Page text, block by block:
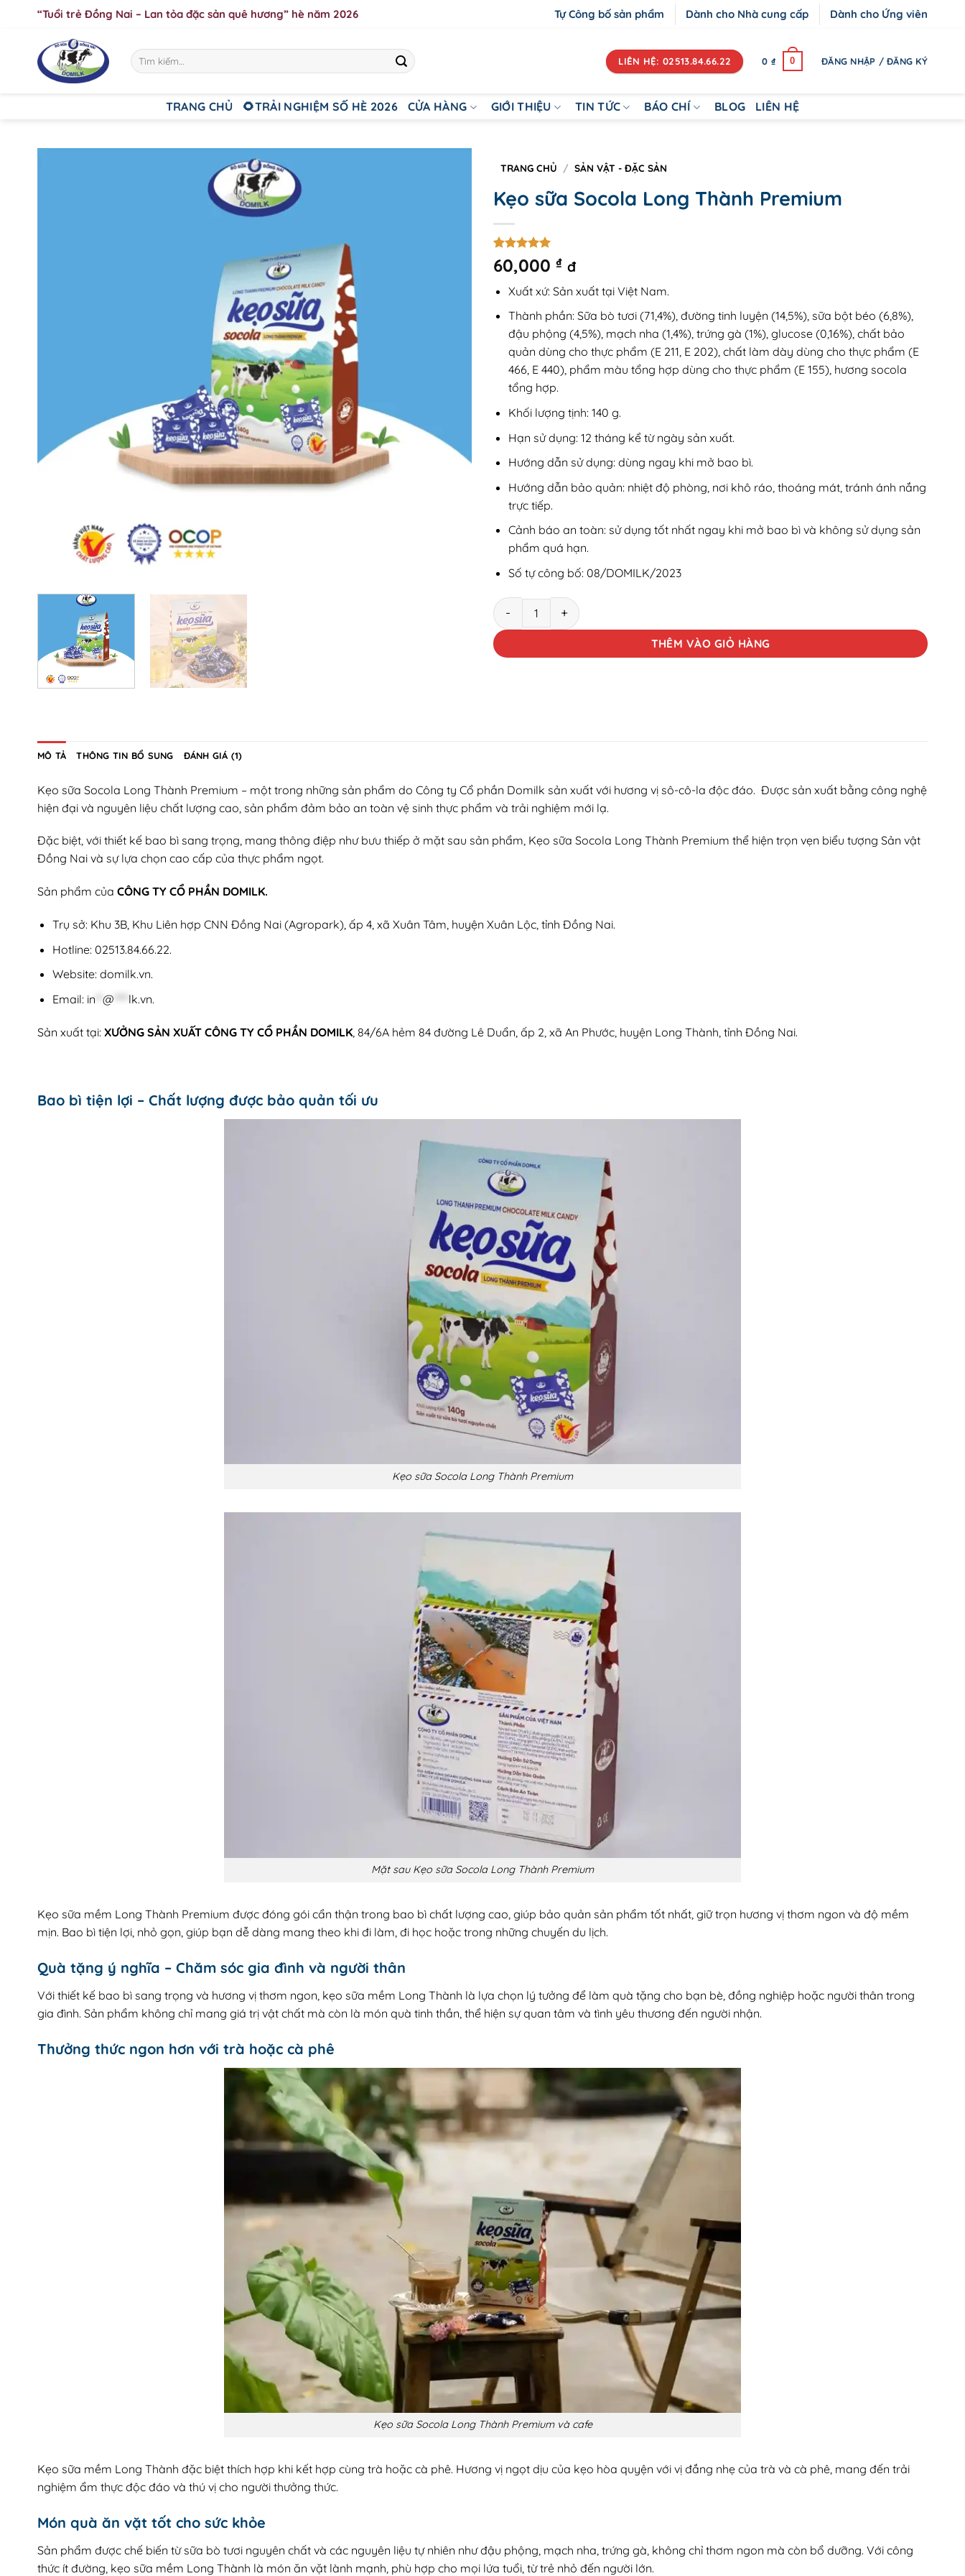
“Tuổi trẻ Đồng Nai – Lan tỏa đặc sản quê hương” hè năm 2026 Tự Công bố sản phẩm Dành cho Nhà cung cấp Dành cho Ứng viên
Tìm
kiếm:
LIÊN HỆ: 02513.84.66.22 0 ₫ 0 ĐĂNG NHẬP / ĐĂNG KÝ
TRANG CHỦ 🌻TRẢI NGHIỆM SỐ HÈ 2026 CỬA HÀNG GIỚI THIỆU TIN TỨC BÁO CHÍ BLOG LIÊN HỆ
TRANG CHỦ / SẢN VẬT - ĐẶC SẢN
Kẹo sữa Socola Long Thành Premium
5trên 5
dựa trên
1
60,000 ₫ đ
Xuất xứ: Sản xuất tại Việt Nam.
Thành phần: Sữa bò tươi (71,4%), đường tinh luyện (14,5%), sữa bột béo (6,8%),
đậu phộng (4,5%), mạch nha (1,4%), trứng gà (1%), glucose (0,16%), chất bảo
quản dùng cho thực phẩm (E 211, E 202), chất làm dày dùng cho thực phẩm (E
466, E 440), phẩm màu tổng hợp dùng cho thực phẩm (E 155), hương socola
tổng hợp.
Khối lượng tịnh: 140 g.
Hạn sử dụng: 12 tháng kể từ ngày sản xuất.
Hướng dẫn sử dụng: dùng ngay khi mở bao bì.
Hướng dẫn bảo quản: nhiệt độ phòng, nơi khô ráo, thoáng mát, tránh ánh nắng
trực tiếp.
Cảnh báo an toàn: sử dụng tốt nhất ngay khi mở bao bì và không sử dụng sản
phẩm quá hạn.
Số tự công bố: 08/DOMILK/2023
Kẹo sữa Socola Long Thành Premium số lượng
THÊM VÀO GIỎ HÀNG
MÔ TẢ THÔNG TIN BỔ SUNG ĐÁNH GIÁ (1)
Kẹo sữa Socola Long Thành Premium – một trong những sản phẩm do Công ty Cổ phần Domilk sản xuất với hương vị sô-cô-la độc đáo. Được sản xuất bằng công nghệ
hiện đại và nguyên liệu chất lượng cao, sản phẩm đảm bảo an toàn vệ sinh thực phẩm và trải nghiệm mới lạ.
Đặc biệt, với thiết kế bao bì sang trọng, mang thông điệp như bưu thiếp ở mặt sau sản phẩm, Kẹo sữa Socola Long Thành Premium thể hiện trọn vẹn biểu tượng Sản vật
Đồng Nai và sự lựa chọn cao cấp của thực phẩm ngọt.
Sản phẩm của CÔNG TY CỔ PHẦN DOMILK.
Trụ sở: Khu 3B, Khu Liên hợp CNN Đồng Nai (Agropark), ấp 4, xã Xuân Tâm, huyện Xuân Lộc, tỉnh Đồng Nai.
Hotline: 02513.84.66.22.
Website: domilk.vn.
Email: in @ lk.vn.
Sản xuất tại: XƯỞNG SẢN XUẤT CÔNG TY CỔ PHẦN DOMILK , 84/6A hẻm 84 đường Lê Duẩn, ấp 2, xã An Phước, huyện Long Thành, tỉnh Đồng Nai.
Bao bì tiện lợi – Chất lượng được bảo quản tối ưu
Kẹo sữa Socola Long Thành Premium
Mặt sau Kẹo sữa Socola Long Thành Premium
Kẹo sữa mềm Long Thành Premium được đóng gói cẩn thận trong bao bì chất lượng cao, giúp bảo quản sản phẩm tốt nhất, giữ trọn hương vị thơm ngon và độ mềm
mịn. Bao bì tiện lợi, nhỏ gọn, giúp bạn dễ dàng mang theo khi đi làm, đi học hoặc trong những chuyến du lịch.
Quà tặng ý nghĩa – Chăm sóc gia đình và người thân
Với thiết kế bao bì sang trọng và hương vị thơm ngon, kẹo sữa mềm Long Thành là lựa chọn lý tưởng để làm quà tặng cho bạn bè, đồng nghiệp hoặc người thân trong
gia đình. Sản phẩm không chỉ mang giá trị vật chất mà còn là món quà tinh thần, thể hiện sự quan tâm và tình yêu thương đến người nhận.
Thưởng thức ngon hơn với trà hoặc cà phê
Kẹo sữa Socola Long Thành Premium và cafe
Kẹo sữa mềm Long Thành đặc biệt thích hợp khi kết hợp cùng trà hoặc cà phê. Hương vị ngọt dịu của kẹo hòa quyện với vị đắng nhẹ của trà và cà phê, mang đến trải
nghiệm ẩm thực độc đáo và thú vị cho người thưởng thức.
Món quà ăn vặt tốt cho sức khỏe
Sản phẩm được chế biến từ sữa bò tươi nguyên chất và các nguyên liệu tự nhiên như đậu phộng, mạch nha, trứng gà, không chỉ thơm ngon mà còn bổ dưỡng. Với công
thức ít đường, kẹo sữa mềm Long Thành là món ăn vặt lành mạnh, phù hợp cho mọi lứa tuổi, từ trẻ nhỏ đến người lớn.